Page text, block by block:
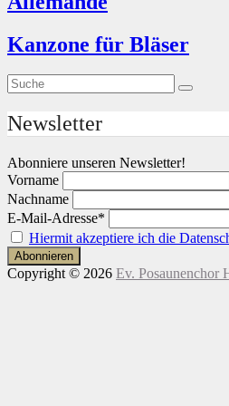
Kanzone für Bläser
Suche
nach:
Suche
Newsletter
Abonniere unseren Newsletter!
Vorname
Nachname
E-Mail-Adresse*
Hiermit akzeptiere ich die
Copyright © 2026 Ev. Posaunenchor